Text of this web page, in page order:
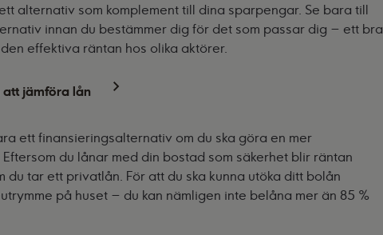
alternativ som komplement till dina sparpengar. Se bara till
innan du bestämmer dig för det som passar dig – ett bra
effektiva räntan hos olika aktörer.
att jämföra lån
ett finansieringsalternativ om du ska göra en mer
du lånar med din bostad som säkerhet blir räntan
du tar ett privatlån. För att du ska kunna utöka ditt bolån
på huset – du kan nämligen inte belåna mer än 85 %